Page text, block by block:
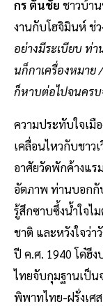
กร ตันชัย ชาวบ้า
งานกับโฮจิมินห์ ช่
อย่างมีระเบียบ ท่
นก็กาเครื่องหมาย
ก็หาบต่อไปจนคร
ความประทับใจเมื
เคลื่อนไหวกับชาว
อาศัยวัดพักค้างแร
อัตภาพ ท่านบอก
รู้สึกซาบซึ้งน้ำใจไ
ชาติ และหวังใจว่า
ปี ค.ศ. 1940 โด๋ฮึง
ไทยจับกุมฐานเป็น
พิพาทไทย-ฝรั่งเศ